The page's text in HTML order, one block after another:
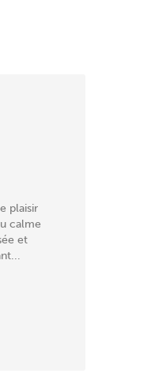
plaisir
calme
et